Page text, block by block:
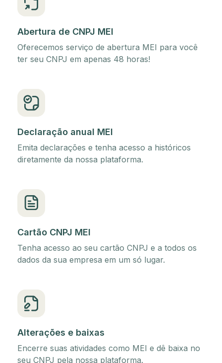
Abertura de CNPJ MEI
Oferecemos serviço de abertura MEI para você
ter seu CNPJ em apenas 48 horas!
Declaração anual MEI
Emita declarações e tenha acesso a históricos
diretamente da nossa plataforma.
Cartão CNPJ MEI
Tenha acesso ao seu cartão CNPJ e a todos os
dados da sua empresa em um só lugar.
Alterações e baixas
Encerre suas atividades como MEI e dê baixa no
seu CNPJ pela nossa plataforma.